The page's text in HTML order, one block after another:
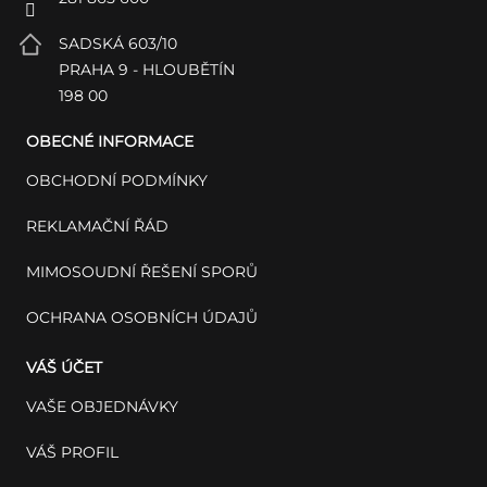
SADSKÁ 603/10
PRAHA 9 - HLOUBĚTÍN
198 00
OBECNÉ INFORMACE
OBCHODNÍ PODMÍNKY
REKLAMAČNÍ ŘÁD
MIMOSOUDNÍ ŘEŠENÍ SPORŮ
OCHRANA OSOBNÍCH ÚDAJŮ
VÁŠ ÚČET
VAŠE OBJEDNÁVKY
VÁŠ PROFIL